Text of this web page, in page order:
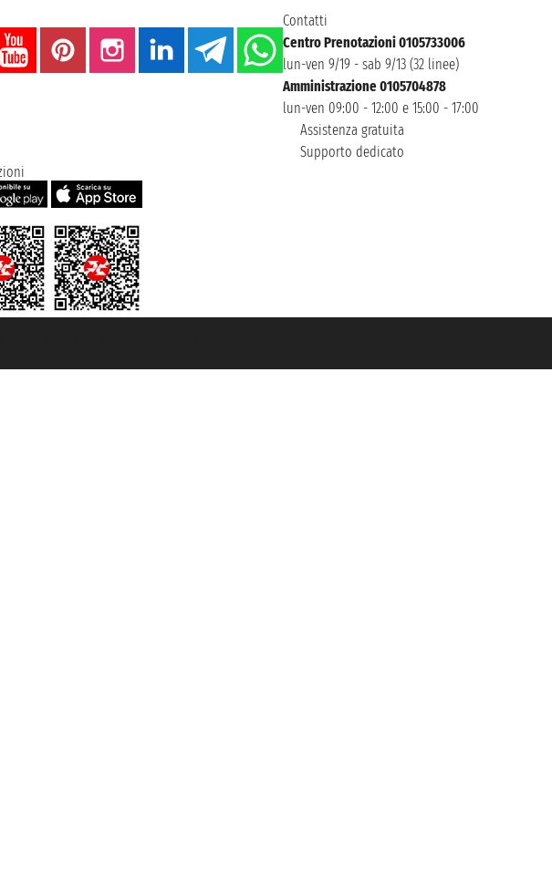
Contatti
Centro Prenotazioni 0105733006
lun-ven 9/19 - sab 9/13 (32 linee)
Amministrazione 0105704878
lun-ven 09:00 - 12:00 e 15:00 - 17:00
Assistenza gratuita
Supporto dedicato